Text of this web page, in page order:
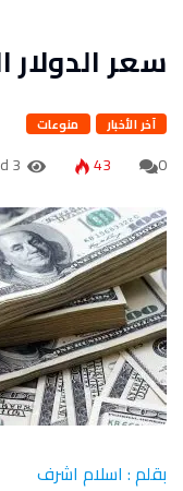
سعر الدولار اليوم
آخر الأخبار منوعات
0
43
3 minutes read
بقلم : اسلام اشرف